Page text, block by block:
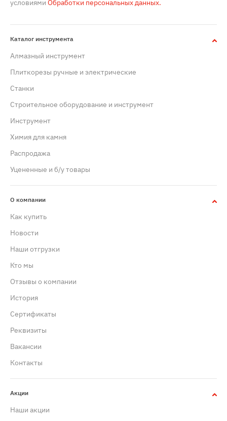
условиями Обработки персональных данных.
Каталог инструмента
Алмазный инструмент
Плиткорезы ручные и электрические
Станки
Строительное оборудование и инструмент
Инструмент
Химия для камня
Распродажа
Уцененные и б/у товары
О компании
Как купить
Новости
Наши отгрузки
Кто мы
Отзывы о компании
История
Сертификаты
Реквизиты
Вакансии
Контакты
Акции
Наши акции